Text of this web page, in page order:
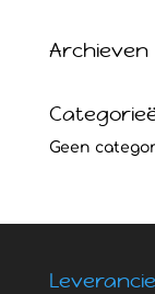
Archieven
Geen